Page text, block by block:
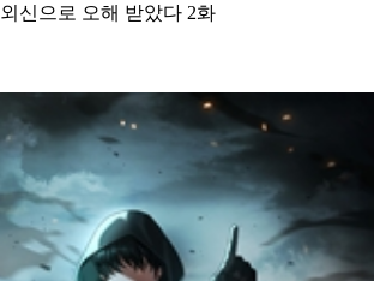
신으로 오해 받았다 2화